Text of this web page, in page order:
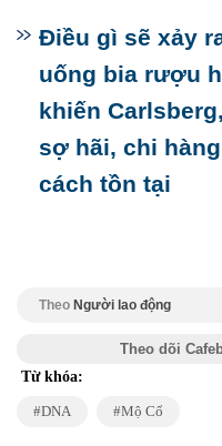
Điều gì sẽ xảy
uống bia rượu
khiến
sợ hãi, chi
cách tồn tại
Theo Người lao động
Theo dõi
Từ khóa:
DNA Mộ Cổ